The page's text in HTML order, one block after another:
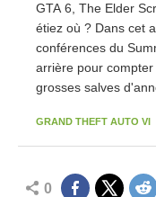
GTA 6, The Elder
étiez où ? Dans cet
conférences du
arrière pour
grosses salves
GRAND THEFT AUTO VI
0